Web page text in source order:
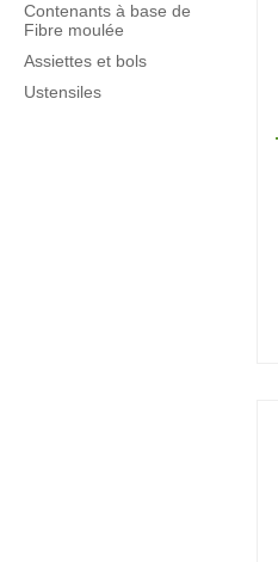
Contenants à base de
Fibre moulée
Assiettes et bols
Ustensiles